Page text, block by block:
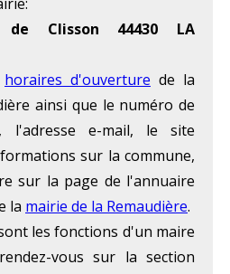
Clisson 44430 LA
horaires d'ouverture de la
ainsi que le numéro de
l'adresse e-mail, le site
sur la commune,
sur la page de l'annuaire
la mairie de la Remaudière.
les fonctions d'un maire
vous sur la section